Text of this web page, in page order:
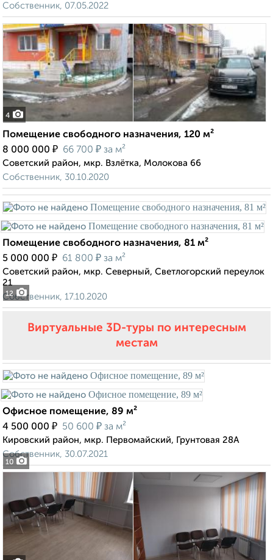
Собственник, 07.05.2022
4
Помещение свободного назначения, 120 м²
8 000 000 ₽ 66 700 ₽ за м²
Советский район, мкр. Взлётка, Молокова 66
Собственник, 30.10.2020
12
Помещение свободного назначения, 81 м²
5 000 000 ₽ 61 800 ₽ за м²
Советский район, мкр. Северный, Светлогорский переулок
21
Собственник, 17.10.2020
Виртуальные 3D-туры по интересным
местам
10
Офисное помещение, 89 м²
4 500 000 ₽ 50 600 ₽ за м²
Кировский район, мкр. Первомайский, Грунтовая 28А
Собственник, 30.07.2021